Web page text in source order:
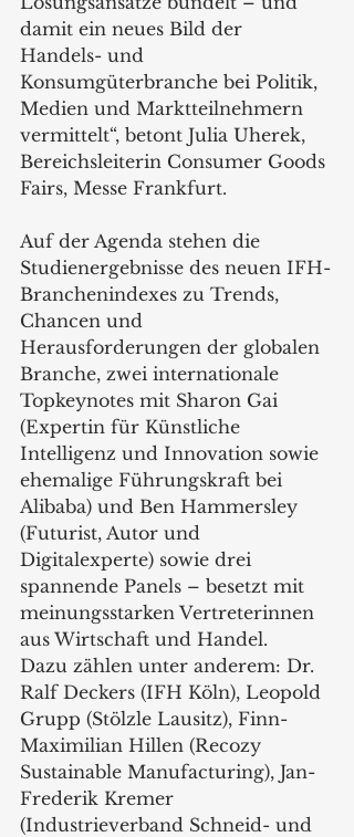
damit ein neues Bild der
Handels- und
Konsumgüterbranche bei Politik,
Medien und Marktteilnehmern
vermittelt“, betont Julia Uherek,
Bereichsleiterin Consumer Goods
Fairs, Messe Frankfurt.
Auf der Agenda stehen die
Studienergebnisse des neuen IFH-
Branchenindexes zu Trends,
Chancen und
Herausforderungen der globalen
Branche, zwei internationale
Topkeynotes mit Sharon Gai
(Expertin für Künstliche
Intelligenz und Innovation sowie
ehemalige Führungskraft bei
Alibaba) und Ben Hammersley
(Futurist, Autor und
Digitalexperte) sowie drei
spannende Panels – besetzt mit
meinungsstarken Vertreterinnen
aus Wirtschaft und Handel.
Dazu zählen unter anderem: Dr.
Ralf Deckers (IFH Köln), Leopold
Grupp (Stölzle Lausitz), Finn-
Maximilian Hillen (Recozy
Sustainable Manufacturing), Jan-
Frederik Kremer
(Industrieverband Schneid- und